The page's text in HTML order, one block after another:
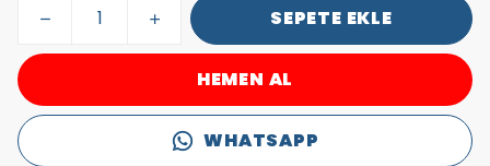
SEPETE EKLE
HEMEN AL
WHATSAPP